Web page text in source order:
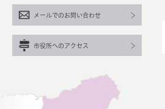
メールでのお問い合わせ
市役所へのアクセス